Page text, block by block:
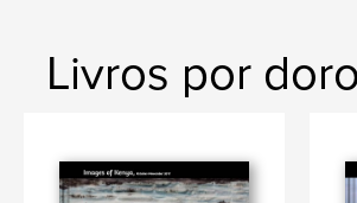
Livros por